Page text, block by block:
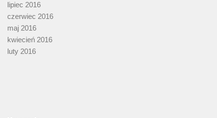
lipiec 2016
czerwiec 2016
maj 2016
kwiecień 2016
luty 2016